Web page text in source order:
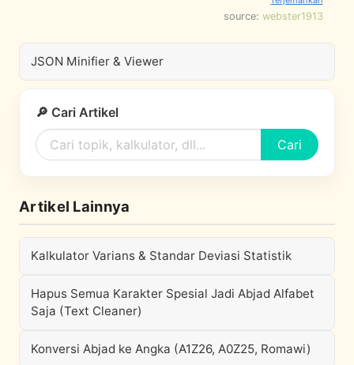
source: webster1913
JSON Minifier & Viewer
🔎 Cari Artikel
Cari
Artikel Lainnya
Kalkulator Varians & Standar Deviasi Statistik
Hapus Semua Karakter Spesial Jadi Abjad Alfabet
Saja (Text Cleaner)
Konversi Abjad ke Angka (A1Z26, A0Z25, Romawi)